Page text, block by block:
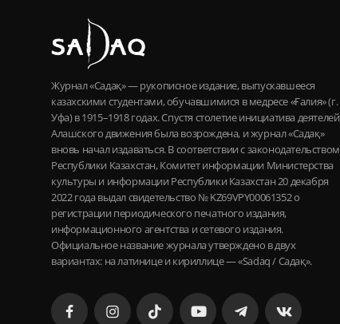
Журнал «Садақ» — рукописное издание, выпускавшееся
казахскими студентами, обучавшимися в медресе «Ғалия» (г.
Уфа) в 1915–1918 годах. Спустя столетие инициатива деятелей
Алашского движения была возрождена, и журнал «Садақ»
вновь начал издаваться. В соответствии с законодательством
Республики Казахстан, Комитет информации Министерства
культуры и информации Республики Казахстан 20 декабря
2022 года выдал свидетельство № KZ69VPY00061352 о
регистрации периодического печатного издания,
информационного агентства и сетевого издания.
Официальное название журнала утверждено в двух
вариантах: на латинице и кириллице — «Sadaq / Садақ».